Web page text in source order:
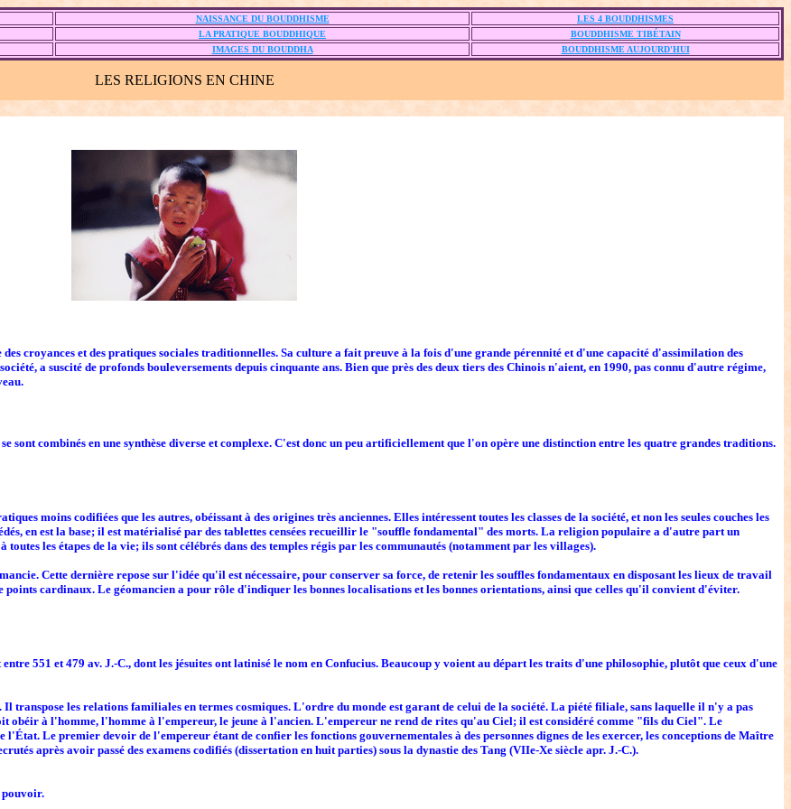
NAISSANCE DU BOUDDHISME
LES 4 BOUDDHISMES
LA PRATIQUE BOUDDHIQUE
BOUDDHISME TIBÉTAIN
IMAGES DU BOUDDHA BOUDDHISME AUJOURD'HUI
LES RELIGIONS EN CHINE
croyances et des pratiques sociales traditionnelles. Sa culture a fait preuve à la fois d'une grande pérennité et d'une capacité d'assimilation des
a suscité de profonds bouleversements depuis cinquante ans. Bien que près des deux tiers des Chinois n'aient, en 1990, pas connu d'autre régime,
sont combinés en une synthèse diverse et complexe. C'est donc un peu artificiellement que l'on opère une distinction entre les quatre grandes traditions.
moins codifiées que les autres, obéissant à des origines très anciennes. Elles intéressent toutes les classes de la société, et non les seules couches les
en est la base; il est matérialisé par des tablettes censées recueillir le "souffle fondamental" des morts. La religion populaire a d'autre part un
les étapes de la vie; ils sont célébrés dans des temples régis par les communautés (notamment par les villages).
Cette dernière repose sur l'idée qu'il est nécessaire, pour conserver sa force, de retenir les souffles fondamentaux en disposant les lieux de travail
cardinaux. Le géomancien a pour rôle d'indiquer les bonnes localisations et les bonnes orientations, ainsi que celles qu'il convient d'éviter.
551 et 479 av. J.-C., dont les jésuites ont latinisé le nom en Confucius. Beaucoup y voient au départ les traits d'une philosophie, plutôt que ceux d'une
les relations familiales en termes cosmiques. L'ordre du monde est garant de celui de la société. La piété filiale, sans laquelle il n'y a pas
obéir à l'homme, l'homme à l'empereur, le jeune à l'ancien. L'empereur ne rend de rites qu'au Ciel; il est considéré comme "fils du Ciel". Le
Le premier devoir de l'empereur étant de confier les fonctions gouvernementales à des personnes dignes de les exercer, les conceptions de Maître
après avoir passé des examens codifiés (dissertation en huit parties) sous la dynastie des Tang (VIIe-Xe siècle apr. J.-C.).
pouvoir.